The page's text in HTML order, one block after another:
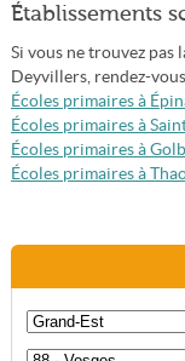
Établissements
Si vous ne trouvez pas
Deyvillers, rendez-
Écoles primaires à
Écoles primaires à
Écoles primaires à
Écoles primaires à